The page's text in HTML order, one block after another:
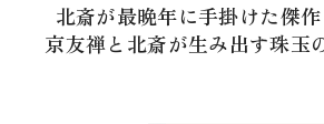
北斎が最晩年に手掛けた傑作
京友禅と北斎が生み出す珠玉